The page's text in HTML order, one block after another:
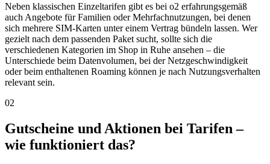
Neben klassischen Einzeltarifen gibt es bei o2 erfahrungsgemäß
auch Angebote für Familien oder Mehrfachnutzungen, bei denen
sich mehrere SIM-Karten unter einem Vertrag bündeln lassen. Wer
gezielt nach dem passenden Paket sucht, sollte sich die
verschiedenen Kategorien im Shop in Ruhe ansehen – die
Unterschiede beim Datenvolumen, bei der Netzgeschwindigkeit
oder beim enthaltenen Roaming können je nach Nutzungsverhalten
relevant sein.
02
Gutscheine und Aktionen bei Tarifen –
wie funktioniert das?